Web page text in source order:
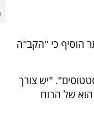
הוסיף כי "הקב"ה
"יש צורך
הוא של הרוח